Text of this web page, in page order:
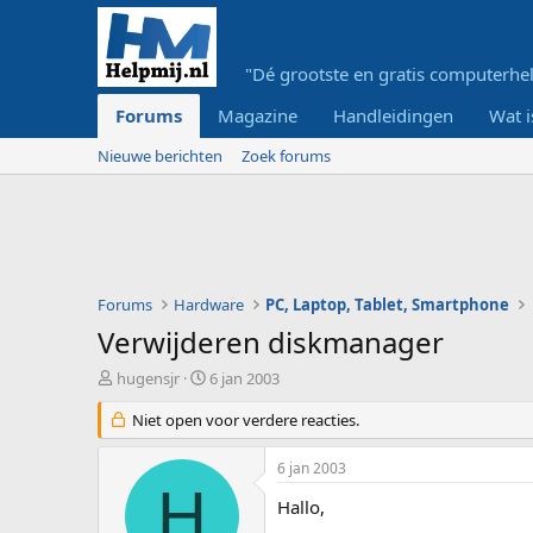
"Dé grootste en gratis
Forums
Magazine Handleidingen Wat
Nieuwe berichten Zoek forums
Forums Hardware PC, Laptop, Tablet, Smartphone
Verwijderen diskmanager
O
d
e
hugensjr
S
a
r
t
6 jan 2003
Niet open voor verdere reacties.
H
6 jan 2003
Hallo,